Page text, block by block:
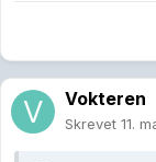
Vokteren
Skrevet 11.